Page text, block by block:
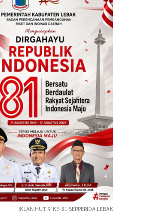
IKLAN HUT RI KE-81 BEPPERIDA LEBAK